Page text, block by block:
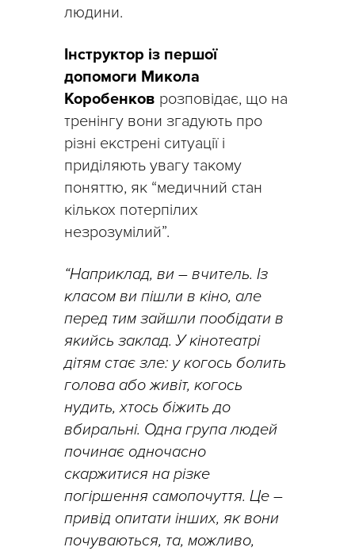
людини.
Інструктор із першої
допомоги Микола
Коробенков розповідає, що на
тренінгу вони згадують про
різні екстрені ситуації і
приділяють увагу такому
поняттю, як “медичний стан
кількох потерпілих
незрозумілий”.
“Наприклад, ви – вчитель. Із
класом ви пішли в кіно, але
перед тим зайшли пообідати в
якийсь заклад. У кінотеатрі
дітям стає зле: у когось болить
голова або живіт, когось
нудить, хтось біжить до
вбиральні. Одна група людей
починає одночасно
скаржитися на різке
погіршення самопочуття. Це –
привід опитати інших, як вони
почуваються, та, можливо,